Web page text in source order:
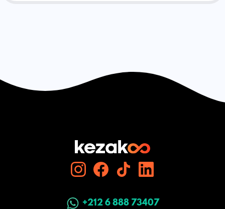
+212 6 888 73407